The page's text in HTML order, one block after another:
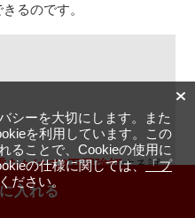
入れる
るのです。
かけて8万回強打する試
りを6ヶ月間乗せた状態
シーを大切にします。また
を利用しています。この
ることで、Cookieの使用に
の仕様に関しては、「プ
ださい。